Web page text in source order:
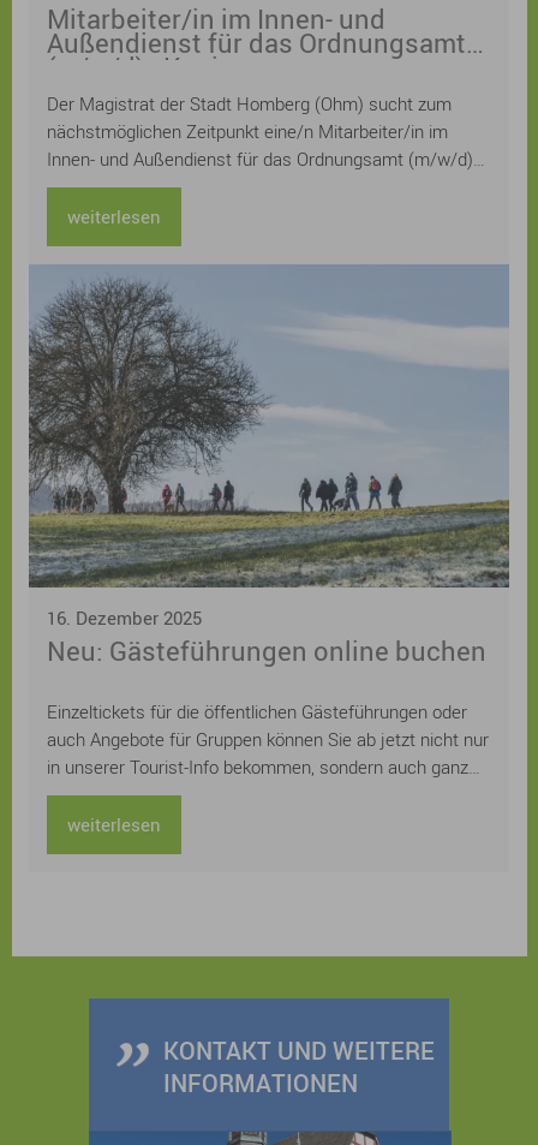
Mitarbeiter/in im Innen- und
Außendienst für das Ordnungsamt
(m/w/d) - Kopie
Der Magistrat der Stadt Homberg (Ohm) sucht zum
nächstmöglichen Zeitpunkt eine/n Mitarbeiter/in im
Innen- und Außendienst für das Ordnungsamt (m/w/d)
Die Stelle ist zunächst befristet als Mutterschutz- und
Elternzeitvertretung, die tarifliche wöchentliche
Arbeitszeit beträgt 20 Stunden. Die Stelle ist
grundsätzlich teilbar (z.B. nach Innen- oder Außendienst)
weiterlesen
16. Dezember 2025
Neu: Gästeführungen online buchen
Einzeltickets für die öffentlichen Gästeführungen oder
auch Angebote für Gruppen können Sie ab jetzt nicht nur
in unserer Tourist-Info bekommen, sondern auch ganz
einfach und schnell online auf der städtischen
Homepage buchen. Sie suchen noch ein
Weihnachtsgeschenk für Ihre Lieben? Schenken Sie
Stadtführung mit anschließendem Besuch im
weiterlesen
KONTAKT UND WEITERE
INFORMATIONEN